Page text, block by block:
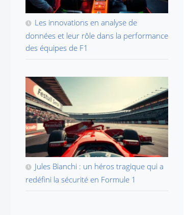
Les innovations en analyse de
données et leur rôle dans la performance
des équipes de F1
Jules Bianchi : un héros tragique qui a
redéfini la sécurité en Formule 1